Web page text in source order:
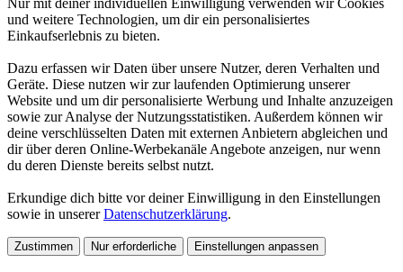
und weitere Technologien, um dir ein personalisiertes
Einkaufserlebnis zu bieten.
Dazu erfassen wir Daten über unsere Nutzer, deren Verhalten und
Geräte. Diese nutzen wir zur laufenden Optimierung unserer
Website und um dir personalisierte Werbung und Inhalte anzuzeigen
sowie zur Analyse der Nutzungsstatistiken. Außerdem können wir
deine verschlüsselten Daten mit externen Anbietern abgleichen und
dir über deren Online-Werbekanäle Angebote anzeigen, nur wenn
du deren Dienste bereits selbst nutzt.
Erkundige dich bitte vor deiner Einwilligung in den Einstellungen
sowie in unsererDatenschutzerklärung.
Zustimmen Nur erforderliche Einstellungen anpassen